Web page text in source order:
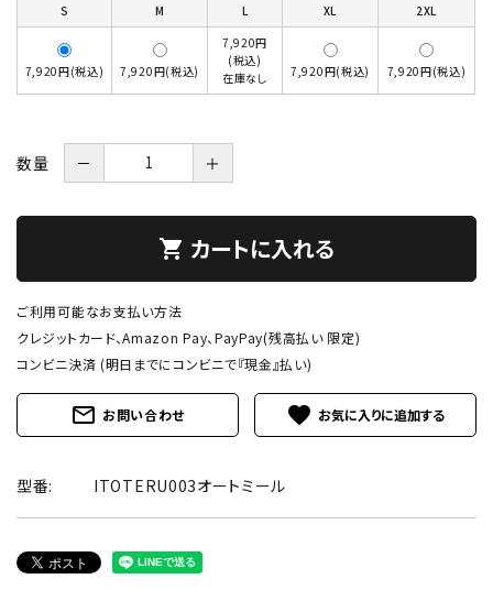
S M L XL 2XL
7,920円(税込) 7,920円(税込)
7,920円
(税込)
在庫なし
7,920円(税込) 7,920円(税込)
数量 － ＋
shopping_cart カートに入れる
ご利用可能なお支払い方法
クレジットカード、Amazon Pay、PayPay(残高払い 限定)
コンビニ決済 (明日までにコンビニで『現金』払い)
mail_outline お問い合わせ favorite
型番: ITOTERU003オートミール